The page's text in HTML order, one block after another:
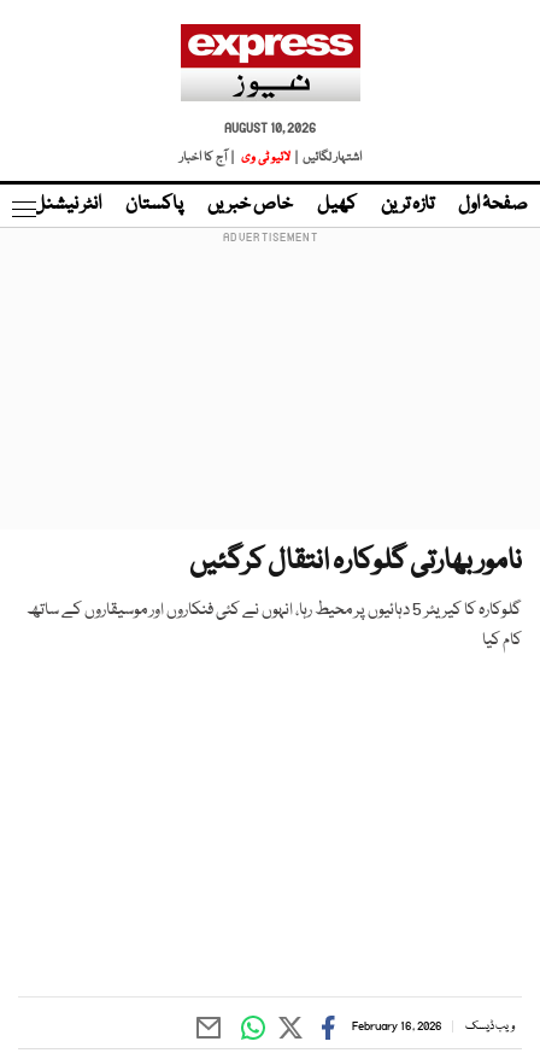
AUGUST 10, 2026
اشتہار لگائیں |
لائیو ٹی وی | آج کا اخبار
صفحۂ اول تازہ ترین کھیل خاص خبریں پاکستان انٹر نیشنل
نامور بھارتی گلوکارہ انتقال کرگئیں
گلوکارہ کا کیریئر 5 دہائیوں پر محیط رہا، انہوں نے کئی فنکاروں اور موسیقاروں کے ساتھ
کام کیا
ویب ڈیسک February 16, 2026